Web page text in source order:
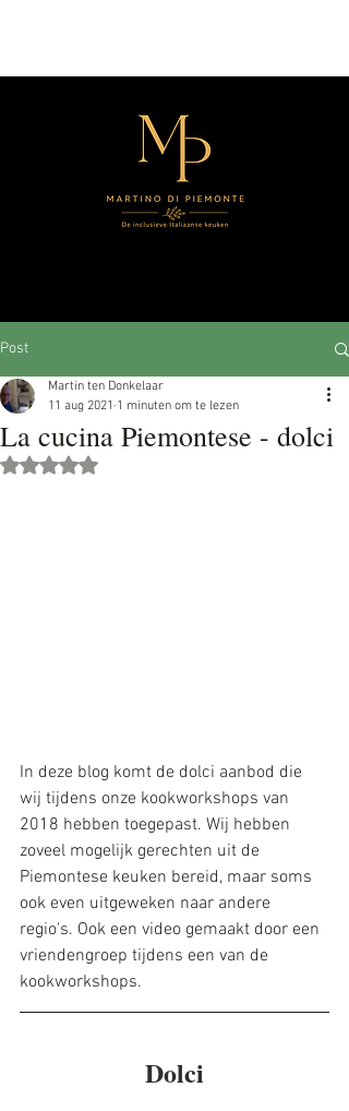
Post
La cucina Piemontese - dolci
Martin ten Donkelaar
11 aug 2021 1 minuten om te lezen
Beoordeeld met NaN uit 5 sterren.
In deze blog komt de dolci aanbod die
wij tijdens onze kookworkshops van
2018 hebben toegepast. Wij hebben
zoveel mogelijk gerechten uit de
Piemontese keuken bereid, maar soms
ook even uitgeweken naar andere
regio's. Ook een video gemaakt door een
vriendengroep tijdens een van de
kookworkshops.
Dolci